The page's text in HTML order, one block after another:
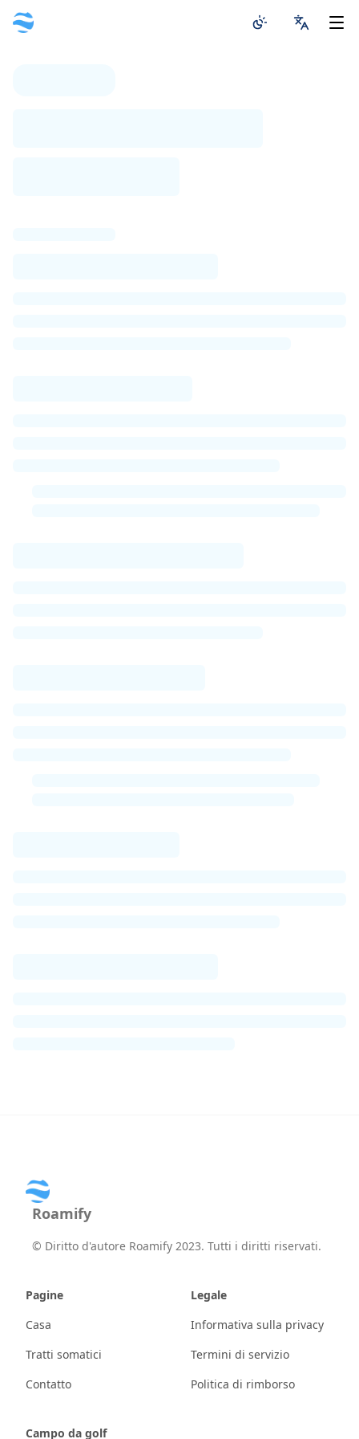
Roamify
© Diritto d'autore Roamify 2023. Tutti i diritti riservati.
Pagine
Casa
Tratti somatici
Contatto
Legale
Informativa sulla privacy
Termini di servizio
Politica di rimborso
Campo da golf